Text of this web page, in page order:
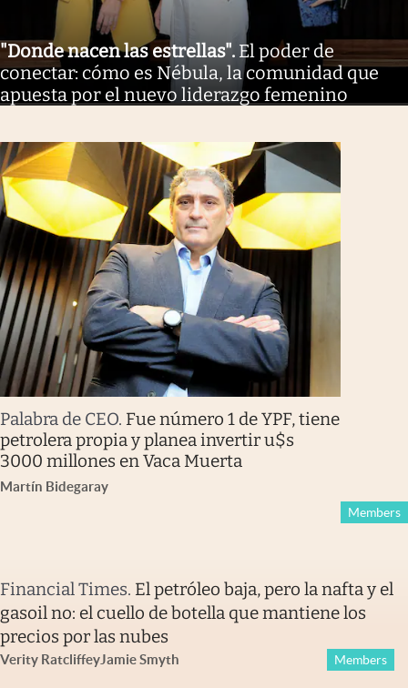
"Donde nacen las estrellas". El poder de
conectar: cómo es Nébula, la comunidad que
apuesta por el nuevo liderazgo femenino
Palabra de CEO. Fue número 1 de YPF, tiene
petrolera propia y planea invertir u$s
3000 millones en Vaca Muerta
Martín Bidegaray
Members
Financial Times. El petróleo baja, pero la nafta y el
gasoil no: el cuello de botella que mantiene los
precios por las nubes
Verity RatcliffeyJamie Smyth Members